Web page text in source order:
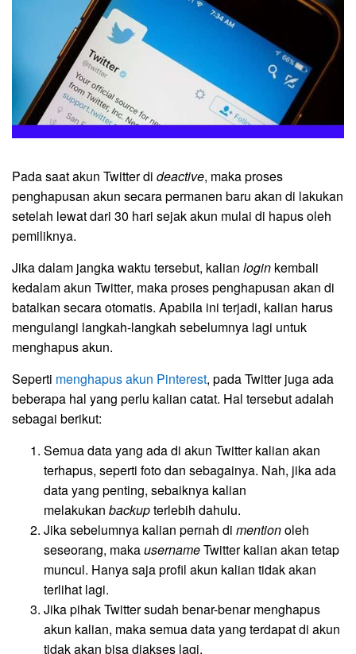
Pada saat akun Twitter di deactive, maka proses
penghapusan akun secara permanen baru akan di lakukan
setelah lewat dari 30 hari sejak akun mulai di hapus oleh
pemiliknya.
Jika dalam jangka waktu tersebut, kalian login kembali
kedalam akun Twitter, maka proses penghapusan akan di
batalkan secara otomatis. Apabila ini terjadi, kalian harus
mengulangi langkah-langkah sebelumnya lagi untuk
menghapus akun.
Seperti menghapus akun Pinterest, pada Twitter juga ada
beberapa hal yang perlu kalian catat. Hal tersebut adalah
sebagai berikut:
Semua data yang ada di akun Twitter kalian akan
terhapus, seperti foto dan sebagainya. Nah, jika ada
data yang penting, sebaiknya kalian
melakukan backupterlebih dahulu.
Jika sebelumnya kalian pernah di mentionoleh
seseorang, makausernameTwitter kalian akan tetap
muncul. Hanya saja profil akun kalian tidak akan
terlihat lagi.
Jika pihak Twitter sudah benar-benar menghapus
akun kalian, maka semua data yang terdapat di akun
tidak akan bisa diakses lagi.